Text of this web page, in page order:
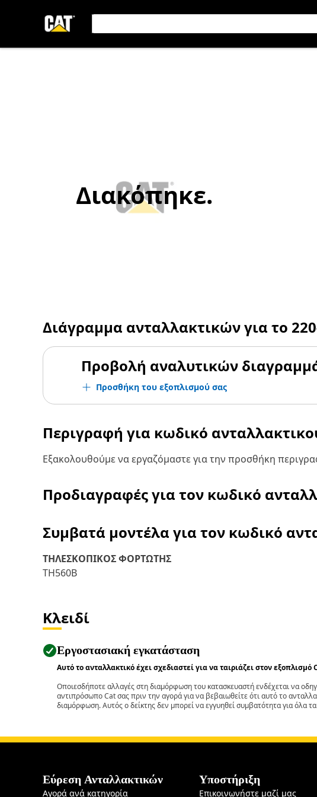
Διακόπηκε.
Διάγραμμα ανταλλακτικών για το
Προβολή αναλυτικών
Προσθήκη του εξοπλισμού σας
Περιγραφή για κωδικό
Εξακολουθούμε να εργαζόμαστε για την προσθήκη
Προδιαγραφές για τον κωδικό
Συμβατά μοντέλα για τον κωδικό
ΤΗΛΕΣΚΟΠΙΚΟΣ ΦΟΡΤΩΤΗΣ
TH560B
Κλειδί
Εργοστασιακή εγκατάσταση
Αυτό το ανταλλακτικό έχει σχεδιαστεί για να ταιριάζει στον
Οποιεσδήποτε αλλαγές στη διαμόρφωση του κατασκευαστή ενδέχεται να
αντιπρόσωπο Cat σας πριν την αγορά για να βεβαιωθείτε ότι αυτό το
διαμόρφωση. Αυτός ο δείκτης δεν μπορεί να εγγυηθεί συμβατότητα για όλα
Εύρεση Ανταλλακτικών
Αγορά ανά κατηγορία
Υποστήριξη
Επικοινωνήστε μαζί μας